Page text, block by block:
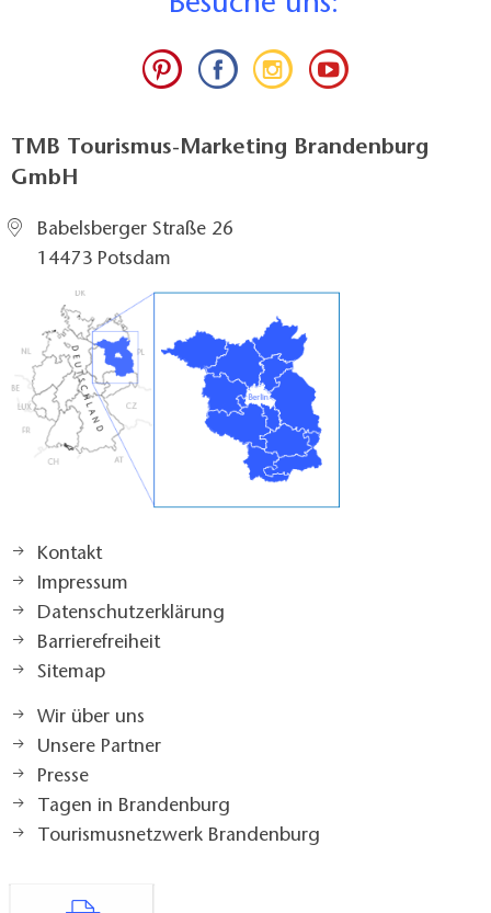
TMB Tourismus-Marketing Brandenburg
GmbH
Babelsberger Straße 26
14473 Potsdam
Kontakt
Impressum
Datenschutzerklärung
Barrierefreiheit
Sitemap
Wir über uns
Unsere Partner
Presse
Tagen in Brandenburg
Tourismusnetzwerk Brandenburg